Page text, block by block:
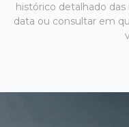
histórico detalhado
data ou consultar em